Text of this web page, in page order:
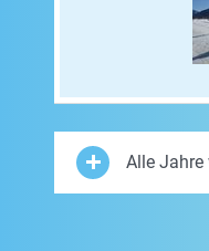
Alle Jahre